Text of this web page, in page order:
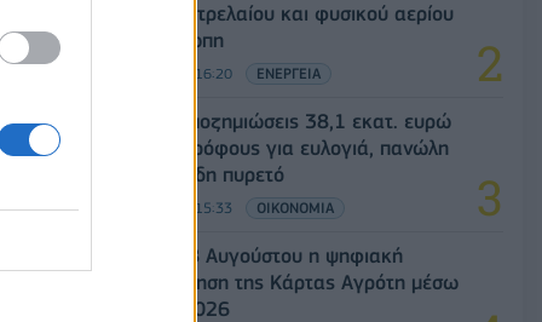
αγορές πετρελαίου και φυσικού αερίου
στην Ευρώπη
06/08/2026 - 16:20 ΕΝΕΡΓΕΙΑ
ΥΠΑΑΤ: Αποζημιώσεις 38,1 εκατ. ευρώ
σε κτηνοτρόφους για ευλογιά, πανώλη
και αφθώδη πυρετό
06/08/2026 - 15:33 ΟΙΚΟΝΟΜΙΑ
Από τις 28 Αυγούστου η ψηφιακή
ενεργοποίηση της Κάρτας Αγρότη μέσω
της ΕΑΕ 2026